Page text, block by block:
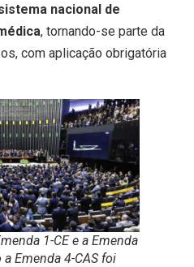
nacional de
, tornando-se parte da
com aplicação obrigatória
1-CE e a Emenda
a Emenda 4-CAS foi